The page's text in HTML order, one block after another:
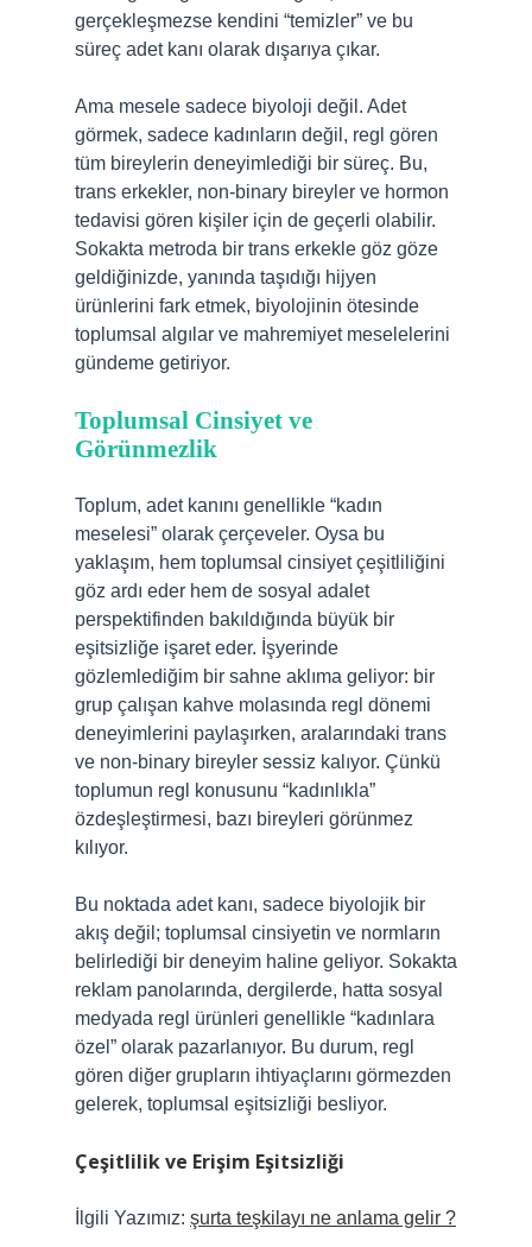
gerçekleşmezse kendini “temizler” ve bu
süreç adet kanı olarak dışarıya çıkar.
Ama mesele sadece biyoloji değil. Adet
görmek, sadece kadınların değil, regl gören
tüm bireylerin deneyimlediği bir süreç. Bu,
trans erkekler, non-binary bireyler ve hormon
tedavisi gören kişiler için de geçerli olabilir.
Sokakta metroda bir trans erkekle göz göze
geldiğinizde, yanında taşıdığı hijyen
ürünlerini fark etmek, biyolojinin ötesinde
toplumsal algılar ve mahremiyet meselelerini
gündeme getiriyor.
Toplumsal Cinsiyet ve
Görünmezlik
Toplum, adet kanını genellikle “kadın
meselesi” olarak çerçeveler. Oysa bu
yaklaşım, hem toplumsal cinsiyet çeşitliliğini
göz ardı eder hem de sosyal adalet
perspektifinden bakıldığında büyük bir
eşitsizliğe işaret eder. İşyerinde
gözlemlediğim bir sahne aklıma geliyor: bir
grup çalışan kahve molasında regl dönemi
deneyimlerini paylaşırken, aralarındaki trans
ve non-binary bireyler sessiz kalıyor. Çünkü
toplumun regl konusunu “kadınlıkla”
özdeşleştirmesi, bazı bireyleri görünmez
kılıyor.
Bu noktada adet kanı, sadece biyolojik bir
akış değil; toplumsal cinsiyetin ve normların
belirlediği bir deneyim haline geliyor. Sokakta
reklam panolarında, dergilerde, hatta sosyal
medyada regl ürünleri genellikle “kadınlara
özel” olarak pazarlanıyor. Bu durum, regl
gören diğer grupların ihtiyaçlarını görmezden
gelerek, toplumsal eşitsizliği besliyor.
Çeşitlilik ve Erişim Eşitsizliği
İlgili Yazımız: şurta teşkilayı ne anlama gelir ?